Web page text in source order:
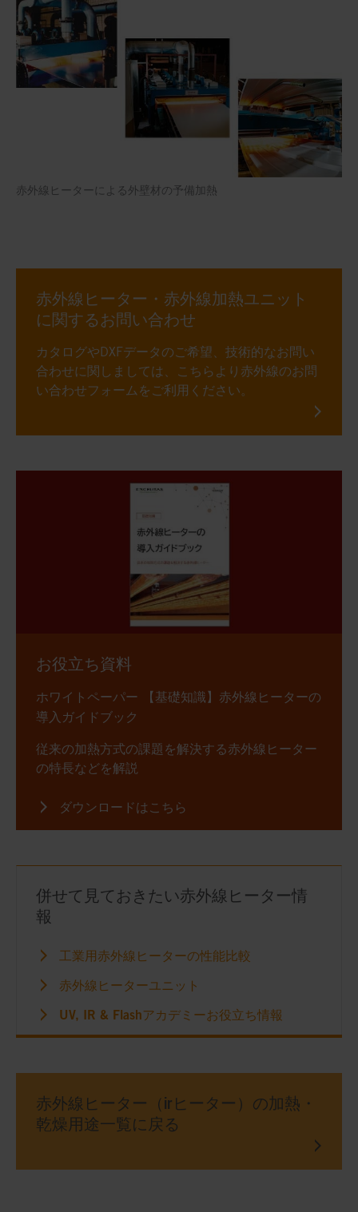
赤外線ヒーターによる外壁材の予備加熱
赤外線ヒーター・赤外線加熱ユニット
に関するお問い合わせ
カタログやDXFデータのご希望、技術的なお問い
合わせに関しましては、こちらより赤外線のお問
い合わせフォームをご利用ください。
お役立ち資料
ホワイトペーパー 【基礎知識】赤外線ヒーターの
導入ガイドブック
従来の加熱方式の課題を解決する赤外線ヒーター
の特長などを解説
ダウンロードはこちら
併せて見ておきたい赤外線ヒーター情
報
工業用赤外線ヒーターの性能比較
赤外線ヒーターユニット
UV, IR & Flashアカデミーお役立ち情報
赤外線ヒーター（irヒーター）の加熱・
乾燥用途一覧に戻る